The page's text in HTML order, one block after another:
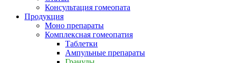
Консультация гомеопата
Продукция
Моно препараты
Комплексная гомеопатия
Таблетки
Ампульные препараты